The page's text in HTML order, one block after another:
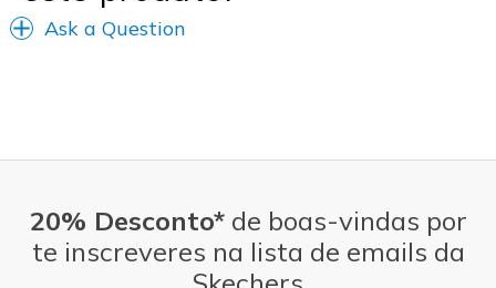
Ask a Question
20% Desconto*de boas-vindas por
te inscreveres na lista de emails da